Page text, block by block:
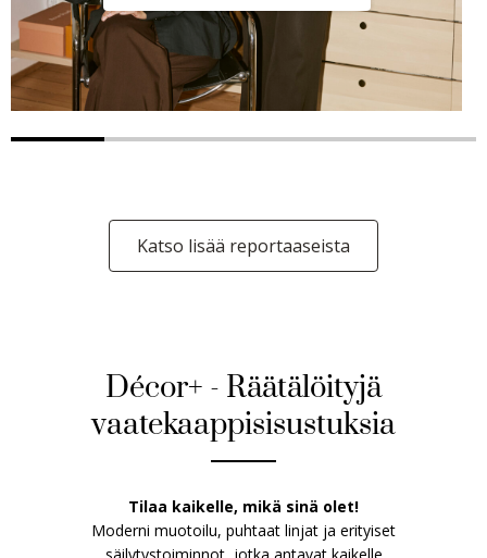
Katso lisää reportaaseista
Décor+ - Räätälöityjä
vaatekaappisisustuksia
Tilaa kaikelle, mikä sinä olet!
Moderni muotoilu, puhtaat linjat ja erityiset